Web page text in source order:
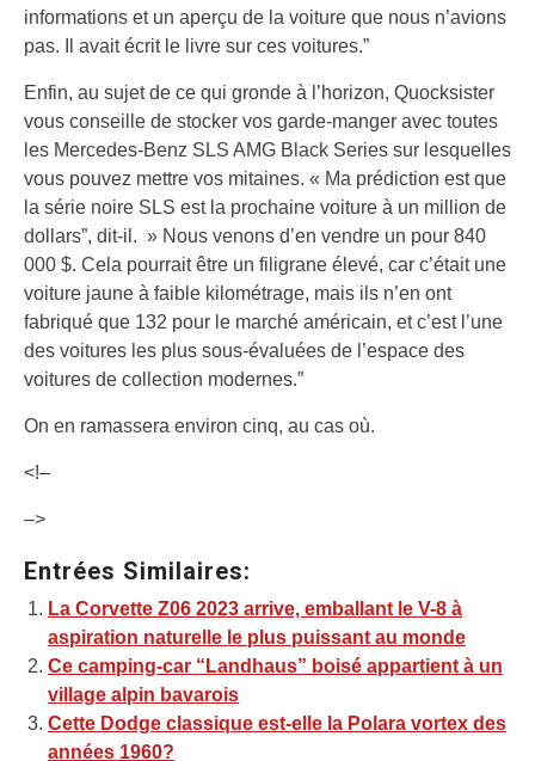
informations et un aperçu de la voiture que nous n’avions
pas. Il avait écrit le livre sur ces voitures.”
Enfin, au sujet de ce qui gronde à l’horizon, Quocksister
vous conseille de stocker vos garde-manger avec toutes
les Mercedes-Benz SLS AMG Black Series sur lesquelles
vous pouvez mettre vos mitaines. « Ma prédiction est que
la série noire SLS est la prochaine voiture à un million de
dollars”, dit-il. » Nous venons d’en vendre un pour 840
000 $. Cela pourrait être un filigrane élevé, car c’était une
voiture jaune à faible kilométrage, mais ils n’en ont
fabriqué que 132 pour le marché américain, et c’est l’une
des voitures les plus sous-évaluées de l’espace des
voitures de collection modernes.”
On en ramassera environ cinq, au cas où.
<!–
–>
Entrées Similaires:
La Corvette Z06 2023 arrive, emballant le V-8 à
aspiration naturelle le plus puissant au monde
Ce camping-car “Landhaus” boisé appartient à un
village alpin bavarois
Cette Dodge classique est-elle la Polara vortex des
années 1960?